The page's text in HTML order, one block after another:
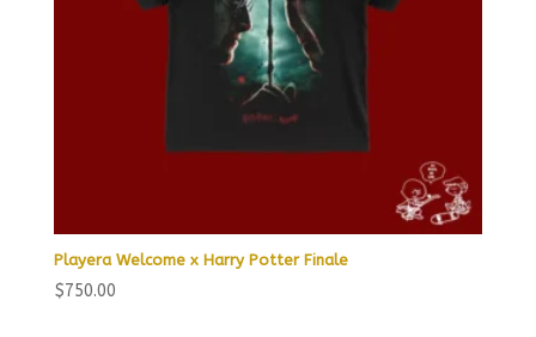
Playera Welcome x Harry Potter Finale
$750.00